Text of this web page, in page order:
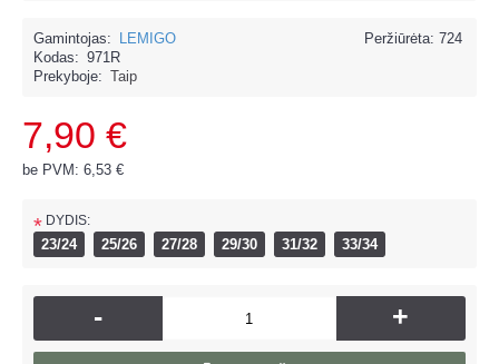
Peržiūrėta: 724
Gamintojas:
LEMIGO
Kodas: 971R
Prekyboje: Taip
7,90 €
be PVM: 6,53 €
* DYDIS:
23/24 25/26 27/28 29/30 31/32 33/34
- +